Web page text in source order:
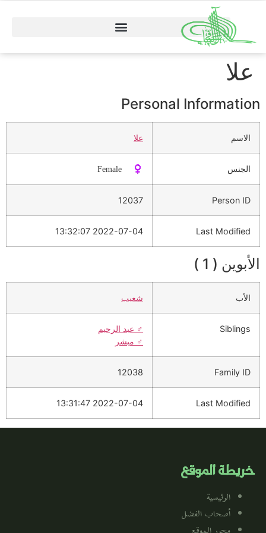
علا
Personal Information
الاسم علا
الجنس ♀️ Female
Person ID
12037
Last Modified
2022-07-04 13:32:07
الأبوين ( 1 )
الأب شعيب
Siblings
♂️ عبد الرحيم
♂️ مبشر
Family ID
12038
Last Modified
2022-07-04 13:31:47
خريطة الموقع
الرئيسية
أصحاب الفضل